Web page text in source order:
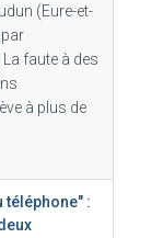
(Eure-et-
par
faute à des
à plus de
téléphone" :